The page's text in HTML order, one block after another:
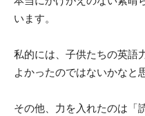
います。
私的には、子供たちの英語
よかったのではないかなと
その他、力を入れたのは「